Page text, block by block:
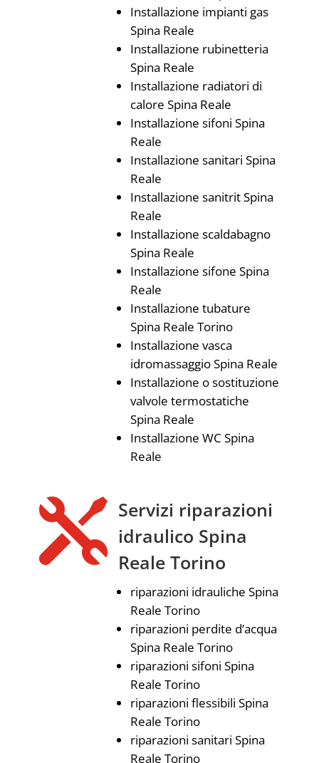
Installazione impianti gas
Spina Reale
Installazione rubinetteria
Spina Reale
Installazione radiatori di
calore Spina Reale
Installazione sifoni Spina
Reale
Installazione sanitari Spina
Reale
Installazione sanitrit Spina
Reale
Installazione scaldabagno
Spina Reale
Installazione sifone Spina
Reale
Installazione tubature
Spina Reale Torino
Installazione vasca
idromassaggio Spina Reale
Installazione o sostituzione
valvole termostatiche
Spina Reale
Installazione WC Spina
Reale
 Servizi riparazioni
idraulico Spina
Reale Torino
riparazioni idrauliche Spina
Reale Torino
riparazioni perdite d’acqua
Spina Reale Torino
riparazioni sifoni Spina
Reale Torino
riparazioni flessibili Spina
Reale Torino
riparazioni sanitari Spina
Reale Torino